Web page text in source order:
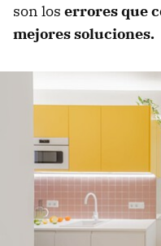
son los errores que
mejores soluciones.